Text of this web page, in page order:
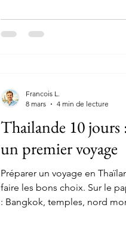
Thailande 10
un premier voyage
Préparer un voyage en
faire les bons choix. Sur le
: Bangkok, temples, nord
Francois L.
8 mars
4 min de lecture